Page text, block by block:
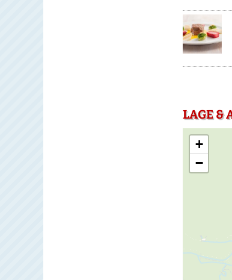
LAGE &
+
−